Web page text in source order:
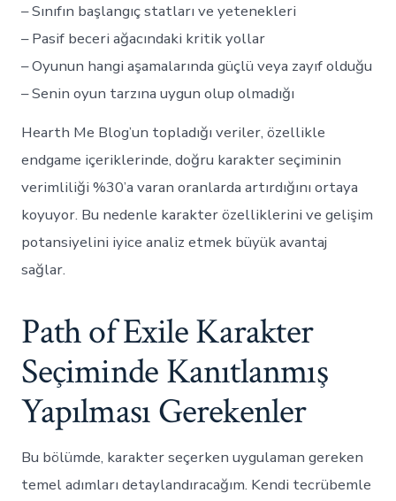
– Sınıfın başlangıç statları ve yetenekleri
– Pasif beceri ağacındaki kritik yollar
– Oyunun hangi aşamalarında güçlü veya zayıf olduğu
– Senin oyun tarzına uygun olup olmadığı
Hearth Me Blog’un topladığı veriler, özellikle
endgame içeriklerinde, doğru karakter seçiminin
verimliliği %30’a varan oranlarda artırdığını ortaya
koyuyor. Bu nedenle karakter özelliklerini ve gelişim
potansiyelini iyice analiz etmek büyük avantaj
sağlar.
Path of Exile Karakter
Seçiminde Kanıtlanmış
Yapılması Gerekenler
Bu bölümde, karakter seçerken uygulaman gereken
temel adımları detaylandıracağım. Kendi tecrübemle